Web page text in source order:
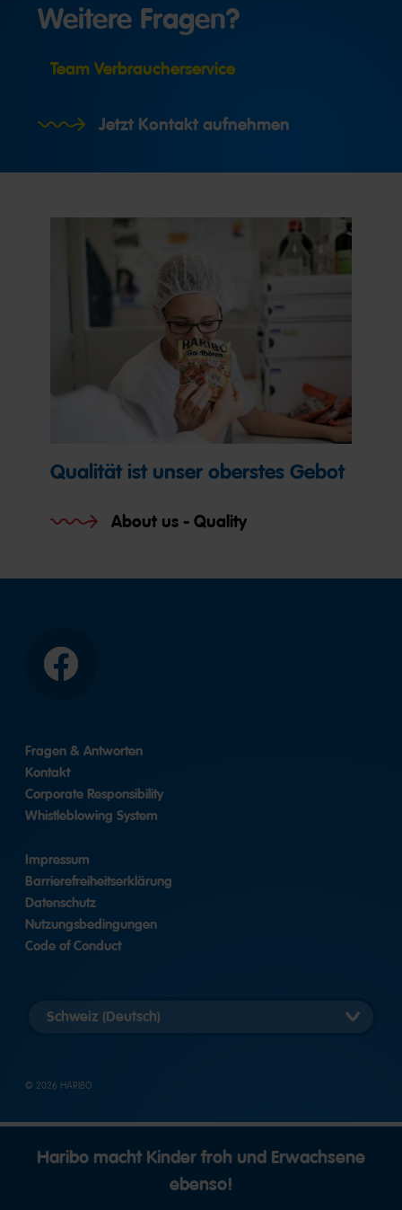
Weitere Fragen?
Team Verbraucherservice
Jetzt Kontakt aufnehmen
Qualität ist unser oberstes Gebot
About us - Quality
Facebook
Fragen & Antworten
Kontakt
Corporate Responsibility
Whistleblowing System
Impressum
Barrierefreiheitserklärung
Datenschutz
Nutzungsbedingungen
Code of Conduct
Länderversion
© 2026 HARIBO
Haribo macht Kinder froh und Erwachsene
ebenso!